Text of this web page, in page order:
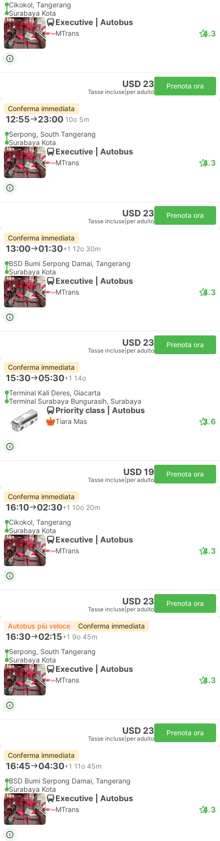
Cikokol, Tangerang
Surabaya Kota
Executive | Autobus
MTrans 4.3
USD 23
Tasse incluse per adulto
Prenota ora
Conferma immediata
12:55 23:00 10o 5m
Serpong, South Tangerang
Surabaya Kota
Executive | Autobus
MTrans 4.3
USD 23
Tasse incluse per adulto
Prenota ora
Conferma immediata
13:00 01:30+1 12o 30m
BSD Bumi Serpong Damai, Tangerang
Surabaya Kota
Executive | Autobus
MTrans 4.3
USD 23
Tasse incluse per adulto
Prenota ora
Conferma immediata
15:30 05:30+1 14o
Terminal Kali Deres, Giacarta
Terminal Surabaya Bungurasih, Surabaya
Priority class | Autobus
Tiara Mas 3.6
USD 19
Tasse incluse per adulto
Prenota ora
Conferma immediata
16:10 02:30+1 10o 20m
Cikokol, Tangerang
Surabaya Kota
Executive | Autobus
MTrans 4.3
USD 23
Tasse incluse per adulto
Prenota ora
Autobus più veloce Conferma immediata
16:30 02:15+1 9o 45m
Serpong, South Tangerang
Surabaya Kota
Executive | Autobus
MTrans 4.3
USD 23
Tasse incluse per adulto
Prenota ora
Conferma immediata
16:45 04:30+1 11o 45m
BSD Bumi Serpong Damai, Tangerang
Surabaya Kota
Executive | Autobus
MTrans 4.3